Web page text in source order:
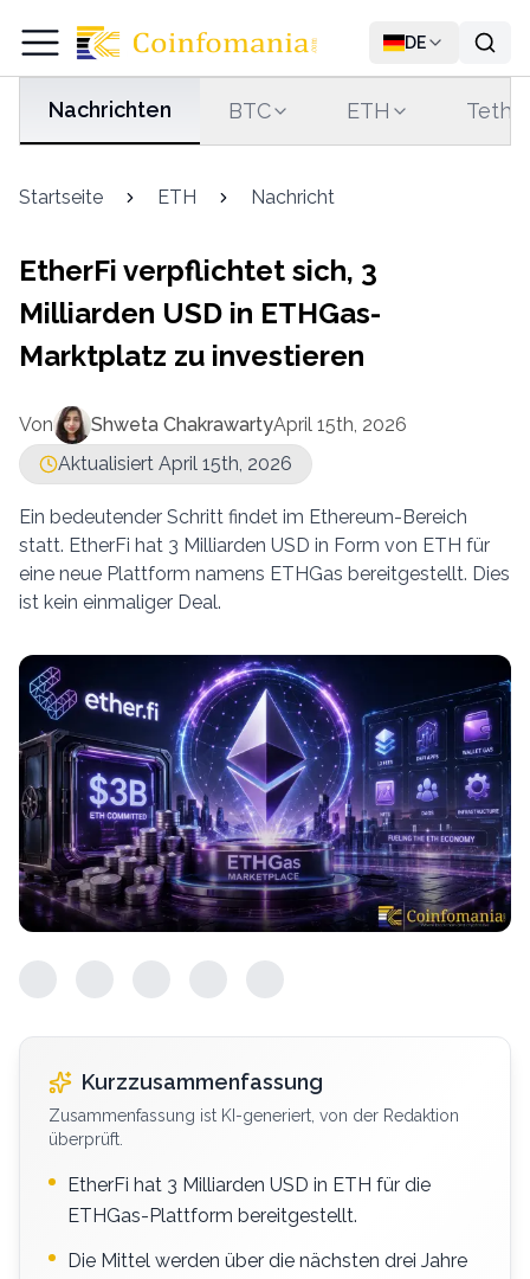
DE
Nachrichten BTC ETH
Startseite ETH Nachricht
EtherFi verpflichtet sich, 3
Milliarden USD in ETHGas-
Marktplatz zu investieren
Von Shweta ChakrawartyApril 15th, 2026
Aktualisiert April 15th, 2026
Ein bedeutender Schritt findet im Ethereum-Bereich
statt. EtherFi hat 3 Milliarden USD in Form von ETH für
eine neue Plattform namens ETHGas bereitgestellt. Dies
ist kein einmaliger Deal.
Kurzzusammenfassung
Zusammenfassung ist KI-generiert, von der Redaktion
überprüft.
EtherFi hat 3 Milliarden USD in ETH für die
ETHGas-Plattform bereitgestellt.
Die Mittel werden über die nächsten drei Jahre